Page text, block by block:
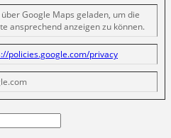
Google Maps geladen, um die
ansprechend anzeigen zu können.
policies.google.com/privacy